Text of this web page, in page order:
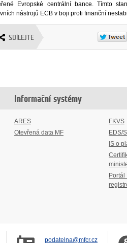
Evropské centrální bance. Tímto
nástrojů ECB v boji proti finanční
SDÍLEJTE
Informační systémy
ARES
Otevřená data MF
FKVS
EDS/
IS o
Portál
podatelna@mfcr.cz